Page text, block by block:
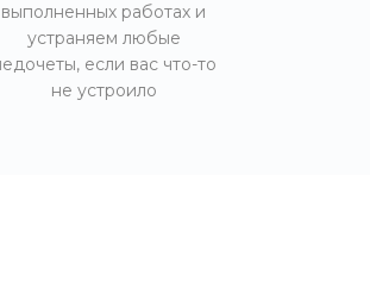
выполненных работах и
устраняем любые
если вас что-то
не устроило